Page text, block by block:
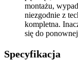
montażu,
niezgodnie z
kompletna.
się do
Specyfikacja